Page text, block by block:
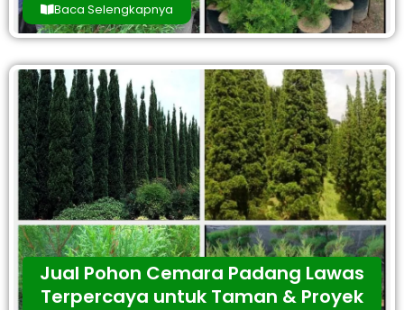
Baca Selengkapnya
Jual Pohon Cemara Padang Lawas
Terpercaya untuk Taman & Proyek